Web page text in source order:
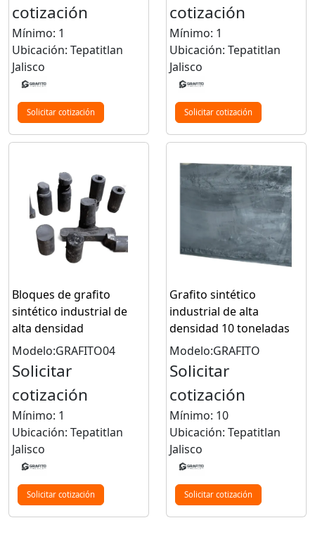
cotización
Mínimo: 1
Ubicación: Tepatitlan
Jalisco
Solicitar cotización
cotización
Mínimo: 1
Ubicación: Tepatitlan
Jalisco
Solicitar cotización
Bloques de grafito
sintético industrial de
alta densidad
Modelo:GRAFITO04
Solicitar
cotización
Mínimo: 1
Ubicación: Tepatitlan
Jalisco
Solicitar cotización
Grafito sintético
industrial de alta
densidad 10 toneladas
Modelo:GRAFITO
Solicitar
cotización
Mínimo: 10
Ubicación: Tepatitlan
Jalisco
Solicitar cotización